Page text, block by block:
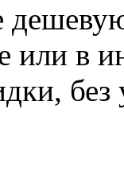
или в
без